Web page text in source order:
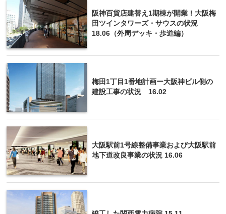
阪神百貨店建替え1期棟が開業！大阪梅
田ツインタワーズ・サウスの状況
18.06（外周デッキ・歩道編）
梅田1丁目1番地計画ー大阪神ビル側の
建設工事の状況 16.02
大阪駅前1号線整備事業および大阪駅前
地下道改良事業の状況 16.06